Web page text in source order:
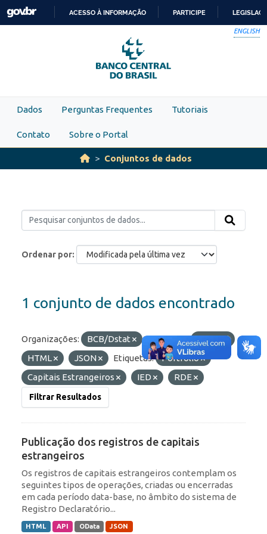
Skip to main content
PARA
O
CONTEÚDO
ACESSO À INFORMAÇÃO PARTICIPE
ENGLISH
Dados Perguntas Frequentes Tutoriais
Contato Sobre o Portal
Conjuntos de dados
Ordenar por
1 conjunto de dados encontrado
Organizações: BCB/Dstat Formatos:
OData
HTML
JSON Etiquetas:
Portfólio
Capitais Estrangeiros
IED RDE
Filtrar Resultados
Publicação dos registros de capitais
estrangeiros
Os registros de capitais estrangeiros contemplam os
seguintes tipos de operações, criadas ou encerradas
em cada período data-base, no âmbito do sistema de
Registro Declaratório...
HTML API OData JSON